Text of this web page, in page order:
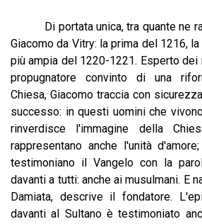
Di portata unica, tra quante ne
Giacomo da Vitry: la prima del 1216,
più ampia del 1220-1221. Esperto
propugnatore convinto di una
Chiesa, Giacomo traccia con
successo: in questi uomini che
rinverdisce l'immagine della
rappresentano anche l'unità
testimoniano il Vangelo con la
davanti a tutti: anche ai musulmani. E
Damiata, descrive il fondatore.
davanti al Sultano è testimoniato